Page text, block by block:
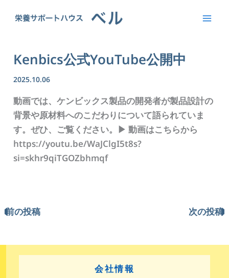
Kenbics公式YouTube公開中
2025.10.06
動画では、ケンビックス製品の開発者が製品設計の
背景や原材料へのこだわりについて語られていま
す。ぜひ、ご覧ください。▶ 動画はこちらから
https://youtu.be/WaJClgI5t8s?
si=skhr9qiTGOZbhmqf
前の投稿 次の投稿
会社情報